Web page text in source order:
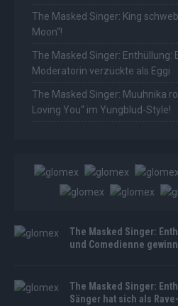
The Masked Singer: King
Moon“!
The Masked Singer: Enthüllung:
Moderatorin verzückte als Eggi
The Masked Singer: Muuhnika
Loving You“ im Yungblud-Style!
The Masked Singer:
und Comedienne
The Masked Singer:
Sänger hat sich als